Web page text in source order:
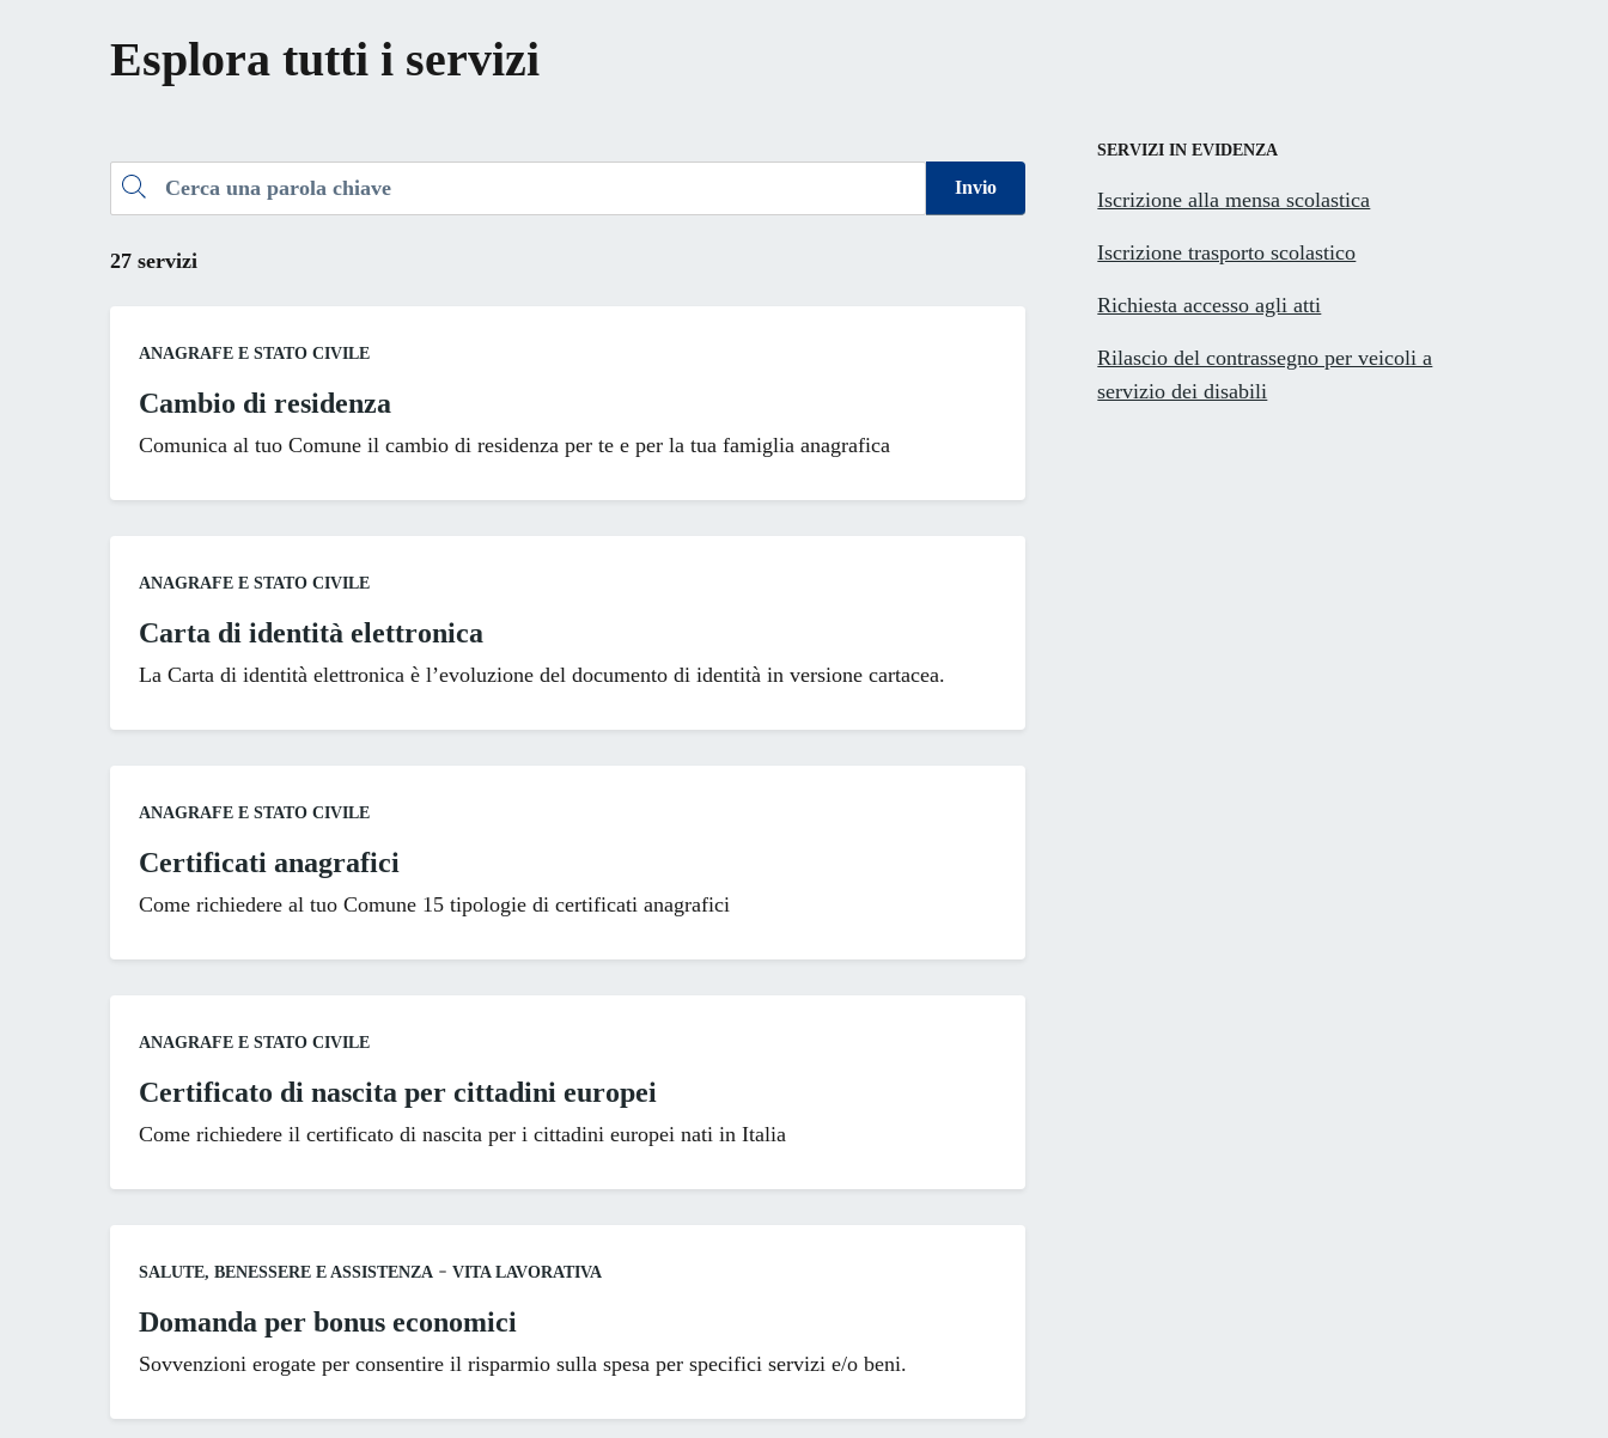
Esplora tutti i servizi
Cerca una parola chiave Invio
27 servizi
Categoria:
ANAGRAFE E STATO CIVILE
Cambio di residenza
Comunica al tuo Comune il cambio di residenza per te e per la tua famiglia anagrafica
Categoria:
ANAGRAFE E STATO CIVILE
Carta di identità elettronica
La Carta di identità elettronica è l’evoluzione del documento di identità in versione cartacea.
Categoria:
ANAGRAFE E STATO CIVILE
Certificati anagrafici
Come richiedere al tuo Comune 15 tipologie di certificati anagrafici
Categoria:
ANAGRAFE E STATO CIVILE
Certificato di nascita per cittadini europei
Come richiedere il certificato di nascita per i cittadini europei nati in Italia
Categoria:
SALUTE, BENESSERE E ASSISTENZA - VITA LAVORATIVA
Domanda per bonus economici
Sovvenzioni erogate per consentire il risparmio sulla spesa per specifici servizi e/o beni.
SERVIZI IN EVIDENZA
Iscrizione alla mensa scolastica
Iscrizione trasporto scolastico
Richiesta accesso agli atti
Rilascio del contrassegno per veicoli a
servizio dei disabili